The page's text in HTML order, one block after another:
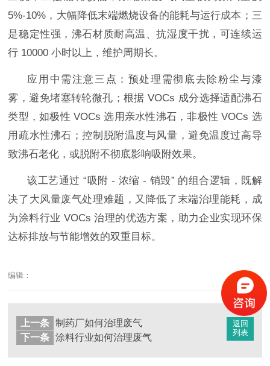
5%-10%，大幅降低末端燃烧设备的能耗与运行成本；三
是稳定性强，沸石材质耐高温、抗湿度干扰，可连续运
行 10000 小时以上，维护周期长。
应用中需注意三点：预处理需彻底去除粉尘与漆
雾，避免堵塞转轮微孔；根据 VOCs 成分选择适配沸石
类型，如极性 VOCs 选用亲水性沸石，非极性 VOCs 选
用疏水性沸石；控制脱附温度与风量，避免温度过高导
致沸石老化，或脱附不彻底影响吸附效果。
该工艺通过 “吸附 - 浓缩 - 销毁” 的组合逻辑，既解
决了大风量废气处理难题，又降低了末端治理能耗，成
为涂料行业 VOCs 治理的优选方案，助力企业实现环保
达标排放与节能增效的双重目标。
编辑：
返回
列表
上一条
制药厂如何治理废气
下一条
涂料行业如何治理废气